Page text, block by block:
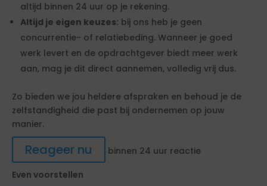
altijd binnen 24 uur op je rekening.
Altijd je eigen keuzes: bij ons heb je geen
concurrentie- of relatiebeding. Wanneer je goed
werk levert en de opdrachtgever biedt meer werk
aan, mag je dit direct aannemen, volledig vrij dus.
Zo bieden we jou heldere afspraken en behoud je de
zelfstandigheid die past bij ondernemen op jouw
manier.
Reageer nu
binnen 24 uur reactie
Even voorstellen